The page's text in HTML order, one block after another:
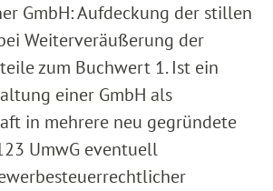
GmbH: Aufdeckung der stillen
Weiterveräußerung der
zum Buchwert 1. Ist ein
einer GmbH als
in mehrere neu gegründete
UmwG eventuell